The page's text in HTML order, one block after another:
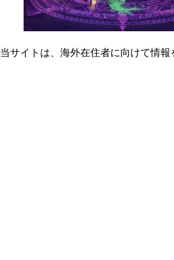
当サイトは、海外在住者に向けて情報